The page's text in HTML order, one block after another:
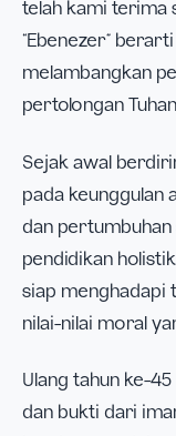
telah kami terima
“Ebenezer”
melambangkan
pertolongan
Sejak awal
pada keunggulan
dan pertumbuhan
pendidikan
siap menghadapi
nilai-nilai moral
Ulang tahun ke-
dan bukti dari